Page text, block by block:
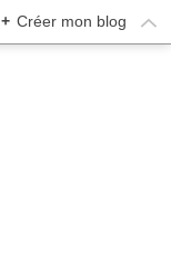
+ Créer mon blog